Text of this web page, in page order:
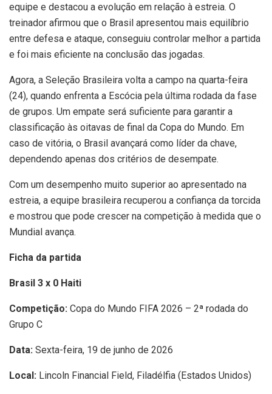
equipe e destacou a evolução em relação à estreia. O
treinador afirmou que o Brasil apresentou mais equilíbrio
entre defesa e ataque, conseguiu controlar melhor a partida
e foi mais eficiente na conclusão das jogadas.
Agora, a Seleção Brasileira volta a campo na quarta-feira
(24), quando enfrenta a Escócia pela última rodada da fase
de grupos. Um empate será suficiente para garantir a
classificação às oitavas de final da Copa do Mundo. Em
caso de vitória, o Brasil avançará como líder da chave,
dependendo apenas dos critérios de desempate.
Com um desempenho muito superior ao apresentado na
estreia, a equipe brasileira recuperou a confiança da torcida
e mostrou que pode crescer na competição à medida que o
Mundial avança.
Ficha da partida
Brasil 3 x 0 Haiti
Competição: Copa do Mundo FIFA 2026 – 2ª rodada do
Grupo C
Data: Sexta-feira, 19 de junho de 2026
Local: Lincoln Financial Field, Filadélfia (Estados Unidos)